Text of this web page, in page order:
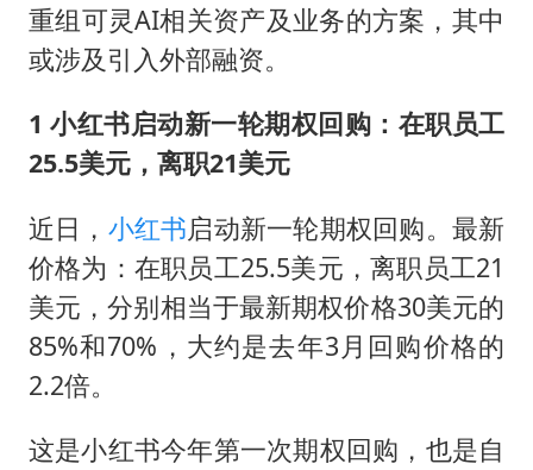
重组可灵AI相关资产及业务的方案，其中
或涉及引入外部融资。
1 小红书启动新一轮期权回购：在职员工
25.5美元，离职21美元
近日， 小红书启动新一轮期权回购。最新
价格为：在职员工25.5美元，离职员工21
美元，分别相当于最新期权价格30美元的
85%和70%，大约是去年3月回购价格的
2.2倍。
这是小红书今年第一次期权回购，也是自